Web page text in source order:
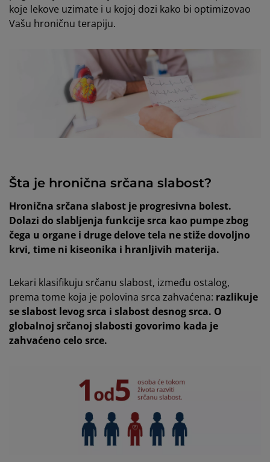
koje lekove uzimate i u kojoj dozi kako bi optimizovao
Vašu hroničnu terapiju.
Šta je hronična srčana slabost?
Hronična srčana slabost je progresivna bolest.
Dolazi do slabljenja funkcije srca kao pumpe zbog
čega u organe i druge delove tela ne stiže dovoljno
krvi, time ni kiseonika i hranljivih materija.
Lekari klasifikuju srčanu slabost, između ostalog,
prema tome koja je polovina srca zahvaćena: razlikuje
se slabost levog srca i slabost desnog srca. O
globalnoj srčanoj slabosti govorimo kada je
zahvaćeno celo srce.